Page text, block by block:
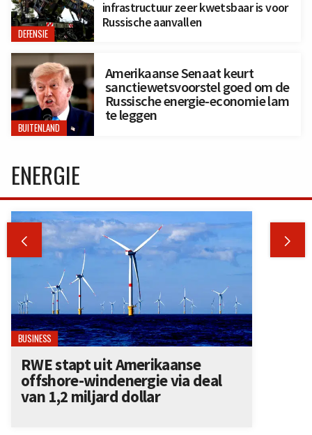
DEFENSIE
infrastructuur zeer kwetsbaar is voor
Russische aanvallen
BUITENLAND
Amerikaanse Senaat keurt
sanctiewetsvoorstel goed om de
Russische energie-economie lam
te leggen
ENERGIE
 
BUSINESS
RWE stapt uit Amerikaanse
offshore-windenergie via deal
van 1,2 miljard dollar